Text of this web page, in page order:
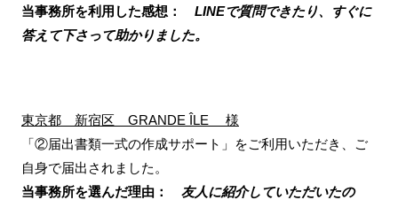
当事務所を利用した感想：
LINEで質問できたり、すぐに
答えて下さって助かりました。
東京都 新宿区 GRANDE ÎLE 様
「②届出書類一式の作成サポート」をご利用いただき、ご
自身で届出されました。
当事務所を選んだ理由：
友人に紹介していただいたの